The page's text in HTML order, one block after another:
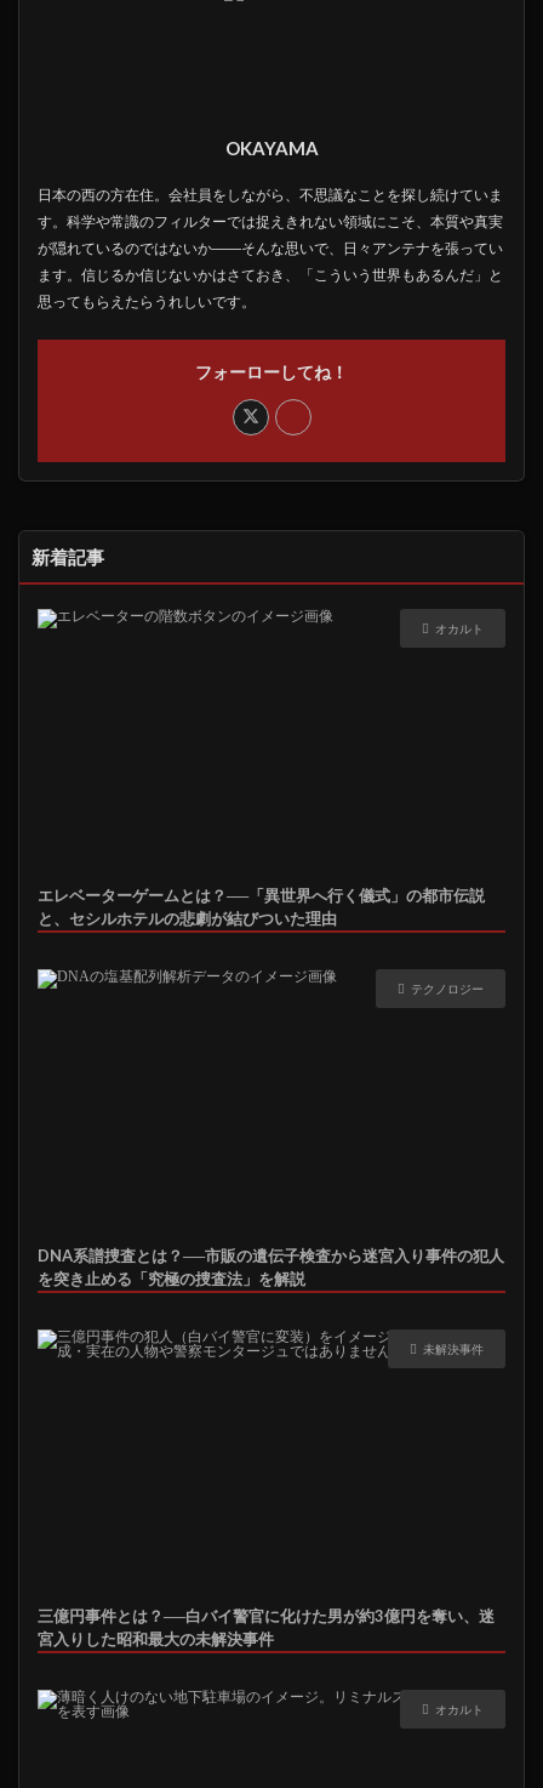
OKAYAMA
日本の西の方在住。会社員をしながら、不思議なことを探し続けていま
す。科学や常識のフィルターでは捉えきれない領域にこそ、本質や真実
が隠れているのではないか――そんな思いで、日々アンテナを張ってい
ます。信じるか信じないかはさておき、「こういう世界もあるんだ」と
思ってもらえたらうれしいです。
フォーローしてね！
新着記事
オカルト
エレベーターゲームとは？──「異世界へ行く儀式」の都市伝説
と、セシルホテルの悲劇が結びついた理由
テクノロジー
DNA系譜捜査とは？──市販の遺伝子検査から迷宮入り事件の犯人
を突き止める「究極の捜査法」を解説
未解決事件
三億円事件とは？──白バイ警官に化けた男が約3億円を奪い、迷
宮入りした昭和最大の未解決事件
オカルト